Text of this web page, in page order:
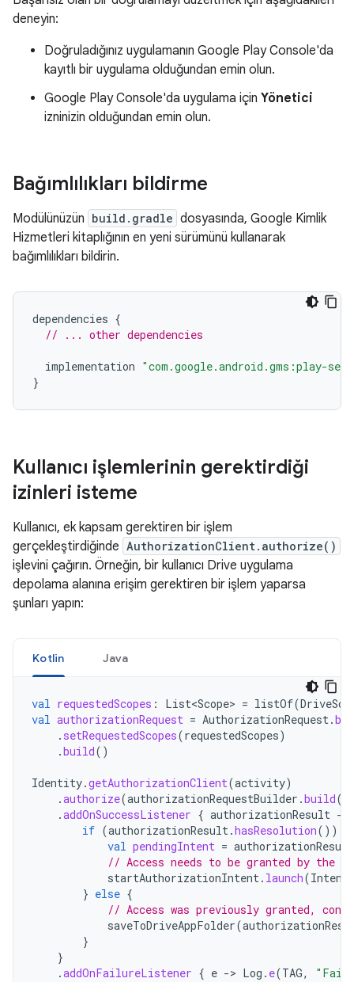
deneyin:
Doğruladığınız uygulamanın Google Play Console'da
kayıtlı bir uygulama olduğundan emin olun.
Google Play Console'da uygulama için Yönetici
izninizin olduğundan emin olun.
Bağımlılıkları bildirme
Modülünüzün build.gradle dosyasında, Google Kimlik
Hizmetleri kitaplığının en yeni sürümünü kullanarak
bağımlılıkları bildirin.
dependencies {
// ... other dependencies
implementation "com.google.android.gms:play-
}
Kullanıcı işlemlerinin gerektirdiği
izinleri isteme
Kullanıcı, ek kapsam gerektiren bir işlem
gerçekleştirdiğinde AuthorizationClient.authorize()
işlevini çağırın. Örneğin, bir kullanıcı Drive uygulama
depolama alanına erişim gerektiren bir işlem yaparsa
şunları yapın:
Kotlin Java
val requestedScopes : List<Scope> = listOf(
val authorizationRequest = AuthorizationRequest.
. setRequestedScopes(requestedScopes)
.build()
Identity.getAuthorizationClient(activity)
.authorize(authorizationRequestBuilder .build
.addOnSuccessListener { authorizationResult -
if (authorizationResult.hasResolution())
val pendingIntent = authorizationResult
// Access needs to be granted by the
startAuthorizationIntent. launch(
} else {
// Access was previously granted,
saveToDriveAppFolder(
}
}
.addOnFailureListener { e -> Log . e(TAG,